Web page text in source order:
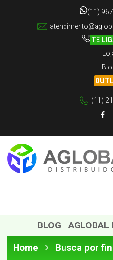
(11)
TE
(11)
BLOG |
Home
Busca por